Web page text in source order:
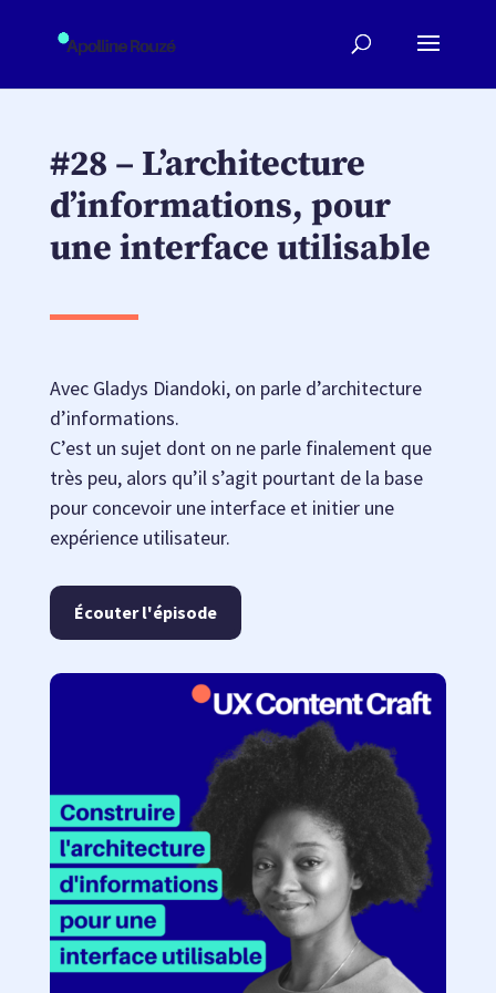
#28 – L’architecture
d’informations, pour
une interface utilisable
Avec Gladys Diandoki, on parle d’architecture
d’informations.
C’est un sujet dont on ne parle finalement que
très peu, alors qu’il s’agit pourtant de la base
pour concevoir une interface et initier une
expérience utilisateur.
Écouter l'épisode